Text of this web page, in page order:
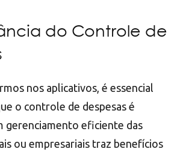
do Controle de
nos aplicativos, é essencial
o controle de despesas é
gerenciamento eficiente das
ou empresariais traz benefícios